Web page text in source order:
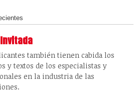
también tienen cabida los
y textos de los especialistas y
en la industria de las